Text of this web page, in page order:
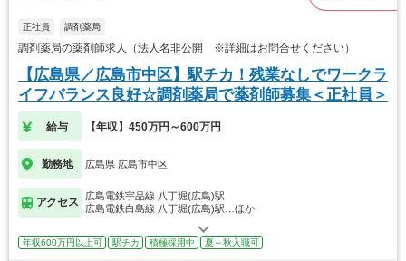
正社員 調剤薬局
調剤薬局の薬剤師求人（法人名非公開 ※詳細はお問合せください）
【広島県／広島市中区】駅チカ！残業なしでワークラ
イフバランス良好☆調剤薬局で薬剤師募集＜正社員＞
給与 【年収】450万円～600万円
勤務地 広島県 広島市中区
アクセス
広島電鉄宇品線 八丁堀(広島)駅
広島電鉄白島線 八丁堀(広島)駅…ほか
年収600万円以上可 駅チカ 積極採用中 夏～秋入職可